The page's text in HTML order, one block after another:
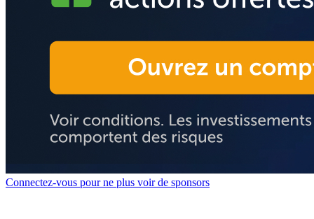
Connectez-vous pour ne plus voir de sponsors